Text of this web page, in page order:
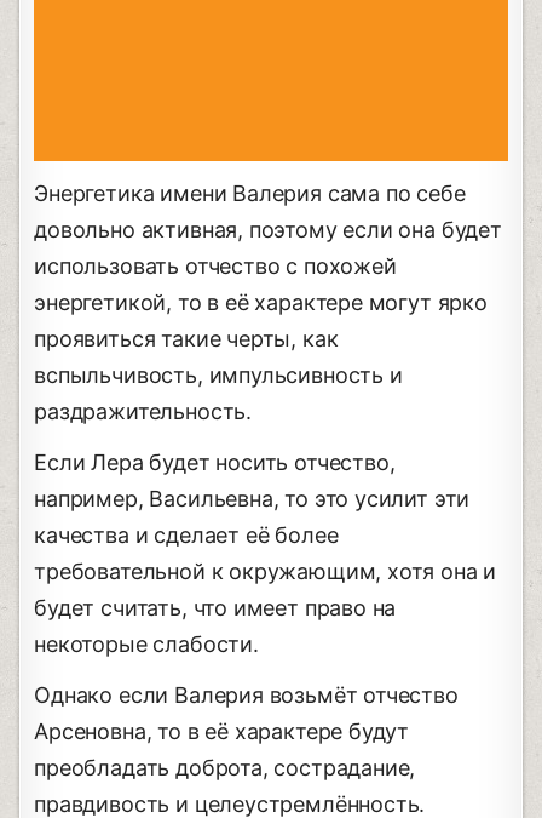
Энергетика имени Валерия сама по себе
довольно активная, поэтому если она будет
использовать отчество с похожей
энергетикой, то в её характере могут ярко
проявиться такие черты, как
вспыльчивость, импульсивность и
раздражительность.
Если Лера будет носить отчество,
например, Васильевна, то это усилит эти
качества и сделает её более
требовательной к окружающим, хотя она и
будет считать, что имеет право на
некоторые слабости.
Однако если Валерия возьмёт отчество
Арсеновна, то в её характере будут
преобладать доброта, сострадание,
правдивость и целеустремлённость.